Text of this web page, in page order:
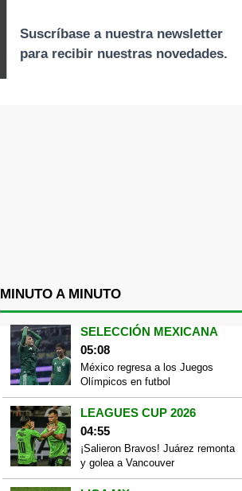
MINUTO A MINUTO
SELECCIÓN MEXICANA
05:08
México regresa a los Juegos
Olímpicos en futbol
LEAGUES CUP 2026
04:55
¡Salieron Bravos! Juárez remonta
y golea a Vancouver